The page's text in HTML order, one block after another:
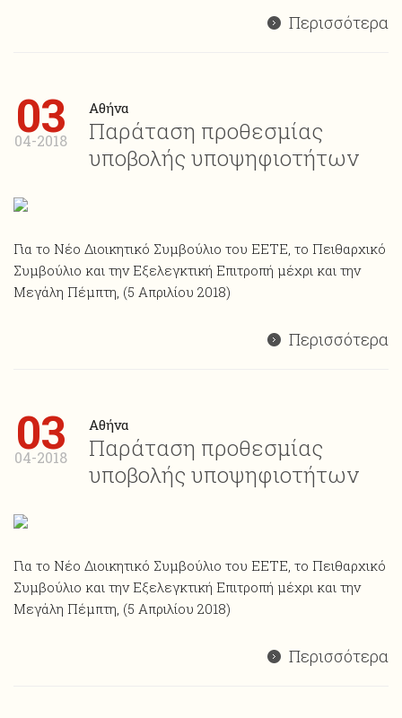
Περισσότερα
03
04-2018
Αθήνα
Παράταση προθεσμίας
υποβολής υποψηφιοτήτων
Για το Νέο Διοικητικό Συμβούλιο του ΕΕΤΕ, το Πειθαρχικό
Συμβούλιο και την Εξελεγκτική Επιτροπή μέχρι και την
Μεγάλη Πέμπτη, (5 Απριλίου 2018)
Περισσότερα
03
04-2018
Αθήνα
Παράταση προθεσμίας
υποβολής υποψηφιοτήτων
Για το Νέο Διοικητικό Συμβούλιο του ΕΕΤΕ, το Πειθαρχικό
Συμβούλιο και την Εξελεγκτική Επιτροπή μέχρι και την
Μεγάλη Πέμπτη, (5 Απριλίου 2018)
Περισσότερα